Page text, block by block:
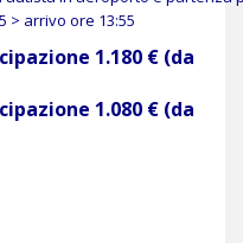
> arrivo ore 13:55
1.180 € (da
1.080 € (da